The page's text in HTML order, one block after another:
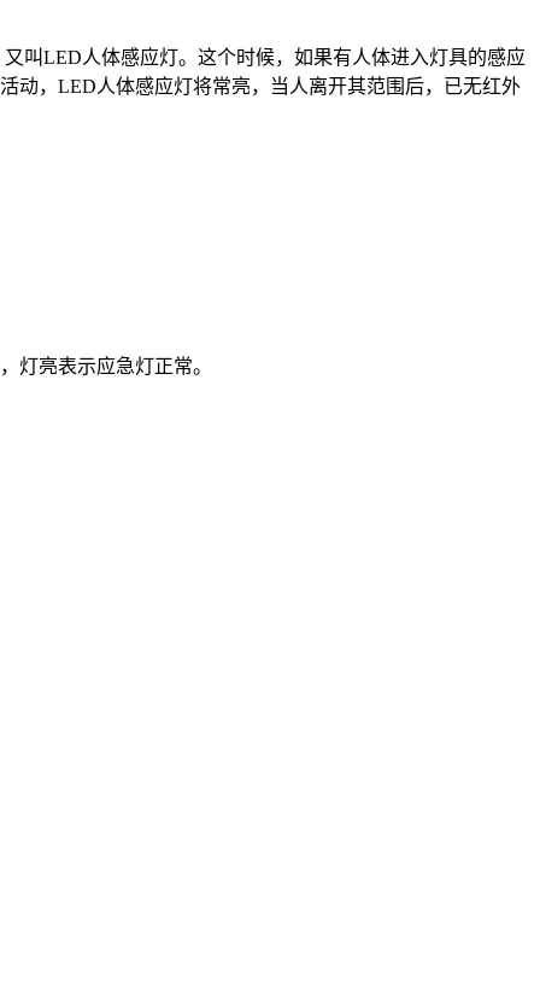
叫LED人体感应灯。这个时候，如果有人体进入灯具的感应
动，LED人体感应灯将常亮，当人离开其范围后，已无红外
灯亮表示应急灯正常。